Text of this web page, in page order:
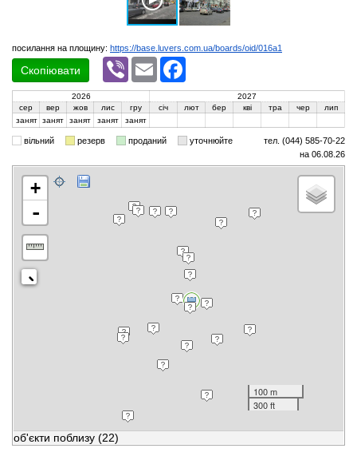
посилання на площину: https://base.luvers.com.ua/boards/oid/016a1
Скопіювати
Viber Email
2026
2027
сер
вер жов лис гру січ лют бер кві тра чер
лип
занят занят занят занят занят
вільний резерв проданий уточнюйте
тел. (044) 585-70-22
на 06.08.26
+
-
100 m
300 ft
об'єкти поблизу (22)